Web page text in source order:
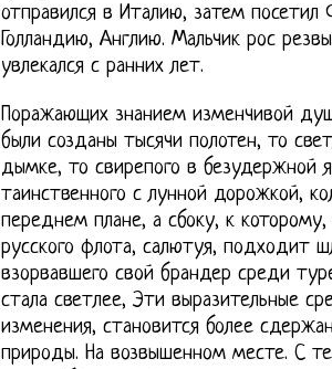
отправился в Италию, затем
Голландию, Англию. Мальчик рос
увлекался с ранних лет.
Поражающих знанием изменчивой
были созданы тысячи полотен, то
дымке, то свирепого в безудержной
таинственного с лунной дорожкой,
переднем плане, а сбоку, к
русского флота, салютуя, подходит
взорвавшего свой брандер среди
стала светлее, Эти выразительные
изменения, становится более
природы. На возвышенном месте. С